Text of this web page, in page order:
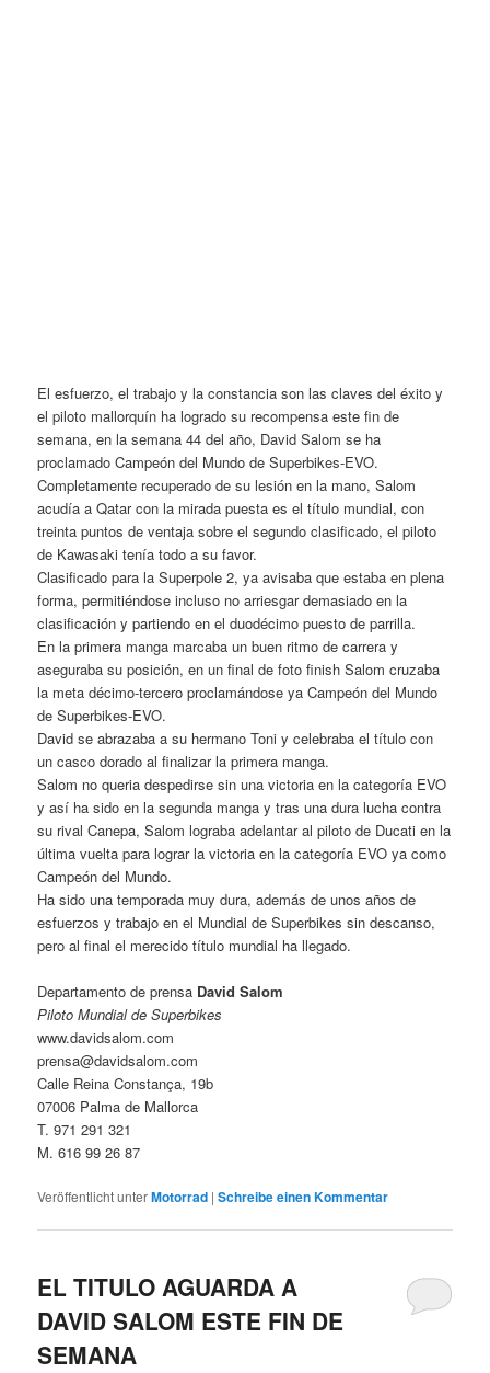
El esfuerzo, el trabajo y la constancia son las claves del éxito y
el piloto mallorquín ha logrado su recompensa este fin de
semana, en la semana 44 del año, David Salom se ha
proclamado Campeón del Mundo de Superbikes-EVO.
Completamente recuperado de su lesión en la mano, Salom
acudía a Qatar con la mirada puesta es el título mundial, con
treinta puntos de ventaja sobre el segundo clasificado, el piloto
de Kawasaki tenía todo a su favor.
Clasificado para la Superpole 2, ya avisaba que estaba en plena
forma, permitiéndose incluso no arriesgar demasiado en la
clasificación y partiendo en el duodécimo puesto de parrilla.
En la primera manga marcaba un buen ritmo de carrera y
aseguraba su posición, en un final de foto finish Salom cruzaba
la meta décimo-tercero proclamándose ya Campeón del Mundo
de Superbikes-EVO.
David se abrazaba a su hermano Toni y celebraba el título con
un casco dorado al finalizar la primera manga.
Salom no queria despedirse sin una victoria en la categoría EVO
y así ha sido en la segunda manga y tras una dura lucha contra
su rival Canepa, Salom lograba adelantar al piloto de Ducati en la
última vuelta para lograr la victoria en la categoría EVO ya como
Campeón del Mundo.
Ha sido una temporada muy dura, además de unos años de
esfuerzos y trabajo en el Mundial de Superbikes sin descanso,
pero al final el merecido título mundial ha llegado.
Departamento de prensa David Salom
Piloto Mundial de Superbikes
www.davidsalom.com
prensa@davidsalom.com
Calle Reina Constança, 19b
07006 Palma de Mallorca
T. 971 291 321
M. 616 99 26 87
Veröffentlicht unterMotorrad |Schreibe einen Kommentar
EL TITULO AGUARDA A
DAVID SALOM ESTE FIN DE
SEMANA